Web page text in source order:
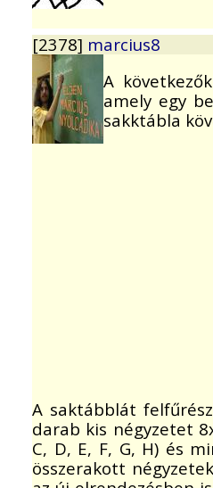
[2378] marcius8
A
amely egy
sakktábla
A saktábblát
darab kis négyzetet
C, D, E, F, G, H) és
összerakott